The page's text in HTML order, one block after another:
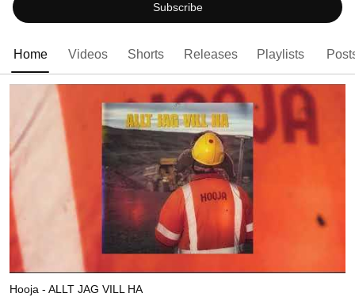
Subscribe
Home Videos Shorts Releases Playlists
Hooja - ALLT JAG VILL HA